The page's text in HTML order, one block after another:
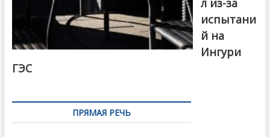
л из-за
испытани
й на
Ингури
ГЭС
ПРЯМАЯ РЕЧЬ